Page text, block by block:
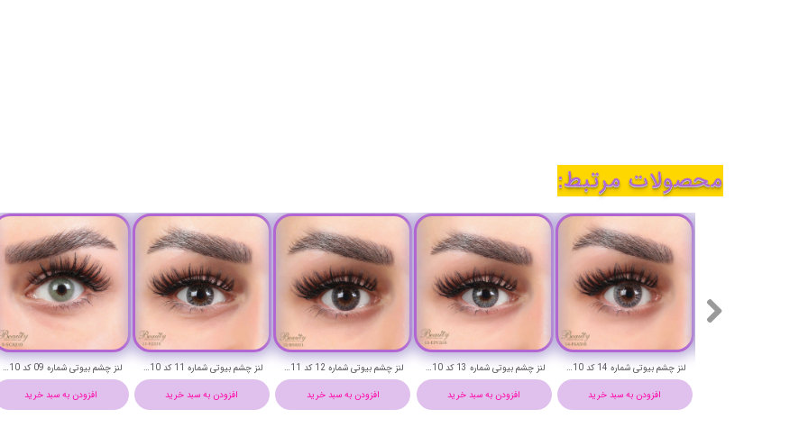
لنز چشم بیوتی شماره 17 کد ACFA220
افزودن به سبد خرید
لنز چشم بیوتی شماره 18 کد ACEA220
افزودن به سبد خرید
لنز چشم بیوتی شماره 19 کد RZA320
افزودن به سبد خرید
لنز چشم بیوتی شماره 20 کد ACIA220
افزودن به سبد خرید
لنز چشم بیوتی شماره 21 کد NOB220
افزودن به سبد خرید
محصولات مرتبط: